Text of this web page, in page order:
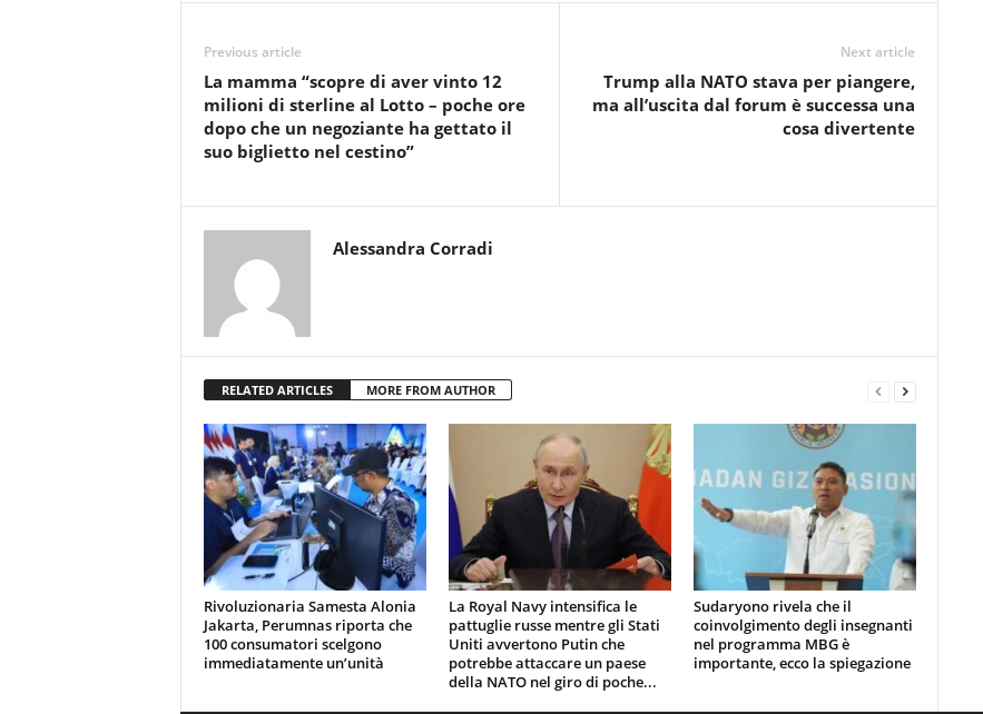
Previous article
La mamma “scopre di aver vinto 12
milioni di sterline al Lotto – poche ore
dopo che un negoziante ha gettato il
suo biglietto nel cestino”
Next article
Trump alla NATO stava per piangere,
ma all’uscita dal forum è successa una
cosa divertente
Alessandra Corradi
RELATED ARTICLES MORE FROM AUTHOR
Rivoluzionaria Samesta Alonia
Jakarta, Perumnas riporta che
100 consumatori scelgono
immediatamente un’unità
La Royal Navy intensifica le
pattuglie russe mentre gli Stati
Uniti avvertono Putin che
potrebbe attaccare un paese
della NATO nel giro di poche...
Sudaryono rivela che il
coinvolgimento degli insegnanti
nel programma MBG è
importante, ecco la spiegazione